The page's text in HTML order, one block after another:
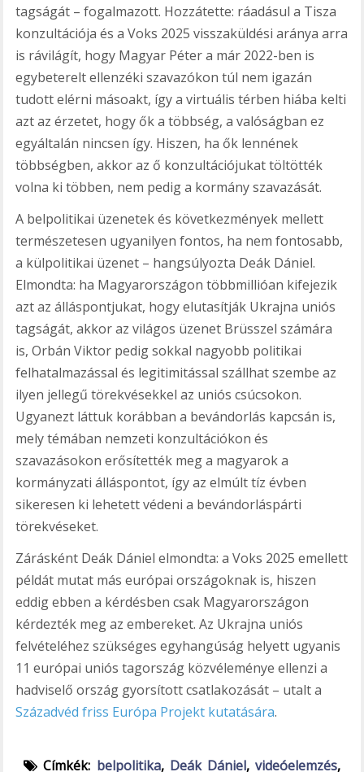
tagságát – fogalmazott. Hozzátette: ráadásul a Tisza
konzultációja és a Voks 2025 visszaküldési aránya arra
is rávilágít, hogy Magyar Péter a már 2022-ben is
egybeterelt ellenzéki szavazókon túl nem igazán
tudott elérni másoakt, így a virtuális térben hiába kelti
azt az érzetet, hogy ők a többség, a valóságban ez
egyáltalán nincsen így. Hiszen, ha ők lennének
többségben, akkor az ő konzultációjukat töltötték
volna ki többen, nem pedig a kormány szavazását.
A belpolitikai üzenetek és következmények mellett
természetesen ugyanilyen fontos, ha nem fontosabb,
a külpolitikai üzenet – hangsúlyozta Deák Dániel.
Elmondta: ha Magyarországon többmillióan kifejezik
azt az álláspontjukat, hogy elutasítják Ukrajna uniós
tagságát, akkor az világos üzenet Brüsszel számára
is, Orbán Viktor pedig sokkal nagyobb politikai
felhatalmazással és legitimitással szállhat szembe az
ilyen jellegű törekvésekkel az uniós csúcsokon.
Ugyanezt láttuk korábban a bevándorlás kapcsán is,
mely témában nemzeti konzultációkon és
szavazásokon erősítették meg a magyarok a
kormányzati álláspontot, így az elmúlt tíz évben
sikeresen ki lehetett védeni a bevándorláspárti
törekvéseket.
Zárásként Deák Dániel elmondta: a Voks 2025 emellett
példát mutat más európai országoknak is, hiszen
eddig ebben a kérdésben csak Magyarországon
kérdezték meg az embereket. Az Ukrajna uniós
felvételéhez szükséges egyhangúság helyett ugyanis
11 európai uniós tagország közvéleménye ellenzi a
hadviselő ország gyorsított csatlakozását – utalt a
Századvéd friss Európa Projekt kutatására.
Címkék: belpolitika, Deák Dániel, videóelemzés,